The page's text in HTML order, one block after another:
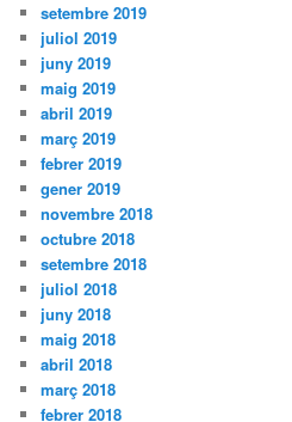
setembre 2019
juliol 2019
juny 2019
maig 2019
abril 2019
març 2019
febrer 2019
gener 2019
novembre 2018
octubre 2018
setembre 2018
juliol 2018
juny 2018
maig 2018
abril 2018
març 2018
febrer 2018